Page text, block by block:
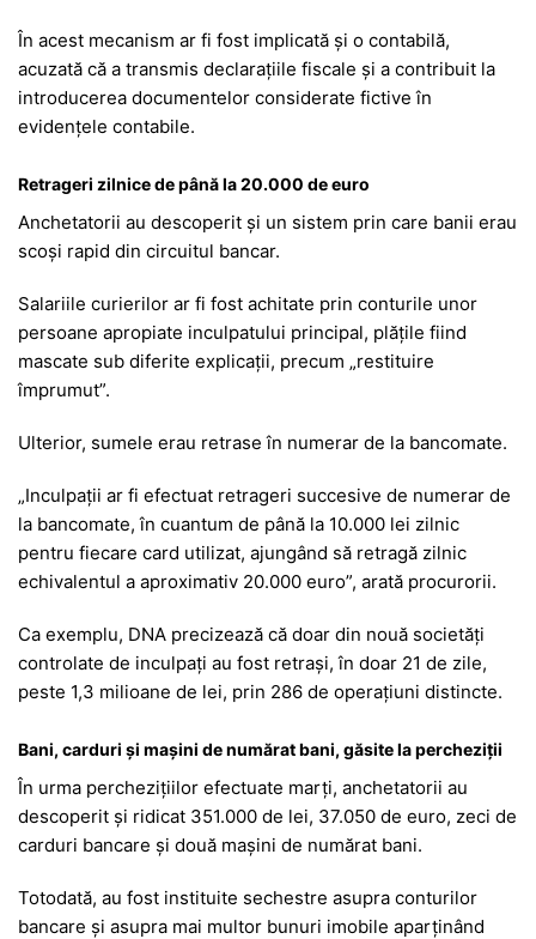
În acest mecanism ar fi fost implicată și o contabilă,
acuzată că a transmis declarațiile fiscale și a contribuit la
introducerea documentelor considerate fictive în
evidențele contabile.
Retrageri zilnice de până la 20.000 de euro
Anchetatorii au descoperit și un sistem prin care banii erau
scoși rapid din circuitul bancar.
Salariile curierilor ar fi fost achitate prin conturile unor
persoane apropiate inculpatului principal, plățile fiind
mascate sub diferite explicații, precum „restituire
împrumut”.
Ulterior, sumele erau retrase în numerar de la bancomate.
„Inculpații ar fi efectuat retrageri succesive de numerar de
la bancomate, în cuantum de până la 10.000 lei zilnic
pentru fiecare card utilizat, ajungând să retragă zilnic
echivalentul a aproximativ 20.000 euro”, arată procurorii.
Ca exemplu, DNA precizează că doar din nouă societăți
controlate de inculpați au fost retrași, în doar 21 de zile,
peste 1,3 milioane de lei, prin 286 de operațiuni distincte.
Bani, carduri și mașini de numărat bani, găsite la percheziții
În urma perchezițiilor efectuate marți, anchetatorii au
descoperit și ridicat 351.000 de lei, 37.050 de euro, zeci de
carduri bancare și două mașini de numărat bani.
Totodată, au fost instituite sechestre asupra conturilor
bancare și asupra mai multor bunuri imobile aparținând